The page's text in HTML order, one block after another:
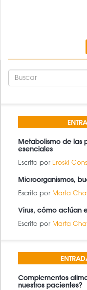
FORMULARIO
DE
Metabolismo de las
esenciales
Escrito por Eroski
Microorganismos,
Escrito por Marta
Virus, cómo actúan
Escrito por Marta
Complementos
nuestros pacientes?